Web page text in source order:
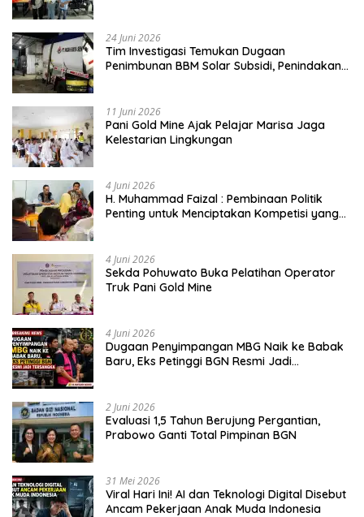
24 Juni 2026
Tim Investigasi Temukan Dugaan
Penimbunan BBM Solar Subsidi, Penindakan
11 Juni 2026
Pani Gold Mine Ajak Pelajar Marisa Jaga
Kelestarian Lingkungan
4 Juni 2026
H. Muhammad Faizal : Pembinaan Politik
Penting untuk Menciptakan Kompetisi yang
4 Juni 2026
Sekda Pohuwato Buka Pelatihan Operator
Truk Pani Gold Mine
4 Juni 2026
Dugaan Penyimpangan MBG Naik ke Babak
Baru, Eks Petinggi BGN Resmi Jadi
2 Juni 2026
Evaluasi 1,5 Tahun Berujung Pergantian,
Prabowo Ganti Total Pimpinan BGN
31 Mei 2026
Viral Hari Ini! AI dan Teknologi Digital Disebut
Ancam Pekerjaan Anak Muda Indonesia